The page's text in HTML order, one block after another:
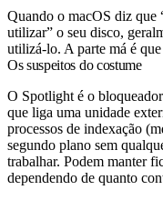
Quando o macOS diz que
utilizar” o seu disco,
utilizá-lo. A parte má é
Os suspeitos do costume
O Spotlight é o
que liga uma unidade
processos de indexação (
segundo plano sem
trabalhar. Podem manter
dependendo de quanto